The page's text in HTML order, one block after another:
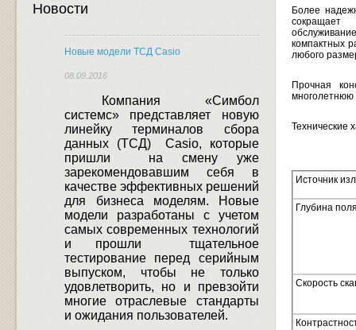
Новости
Новые модели ТСД Casio
08.09.2016
Компания «Симбол
системс» представляет новую
линейку терминалов сбора
данных (ТСД)
Casio, которые
пришли
на смену уже
зарекомендовавшим себя в
качестве эффективных решений
для бизнеса моделям.
Новые
модели разработаны с учетом
самых современных технологий
и прошли
тщательное
тестирование перед серийным
выпуском, чтобы не только
удовлетворить, но и превзойти
многие отраслевые стандарты
и ожидания пользователей.
Более
компактных
любого
Прочная
многолетнюю
Технические
Источник
Глубина
Скорость